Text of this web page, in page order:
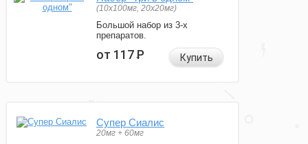
(10x100мг, 20x20мг)
Большой набор из 3-х
препаратов.
от 117Р Купить
Супер Сиалис
20мг + 60мг